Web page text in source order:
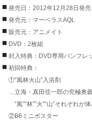
発売日：2012年12月28日発売
発売元：マーベラスAQL
販売元：アニメイト
DVD：2枚組
封入特典：DVD専用パンフレ
初回特典：
①“風林火山”入浴剤
…立海・真田弦一郎の究極奥
“風”“林”“火”“山”それぞれ
②B6ミニポスター